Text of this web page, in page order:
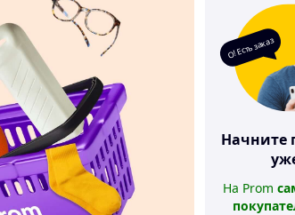
О! Есть заказ
Начните
На Prom